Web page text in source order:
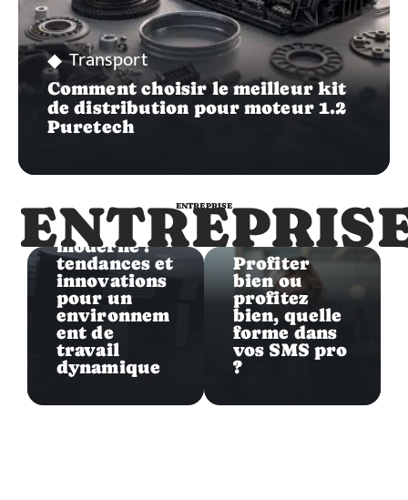
Transport
Comment choisir le meilleur kit
de distribution pour moteur 1.2
Puretech
ENTREPRISE
Mobilier de
bureau
moderne :
tendances et
innovations
pour un
environnem
ent de
travail
dynamique
Entreprise
Profiter
bien ou
profitez
bien, quelle
forme dans
vos SMS pro
?